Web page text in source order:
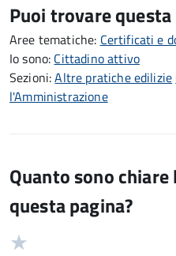
Puoi trovare
Aree tematiche: Certificati e
Io sono: Cittadino attivo
Sezioni:Altre pratiche edilizie
l'Amministrazione
Quanto sono
questa pagina?
Valutazione